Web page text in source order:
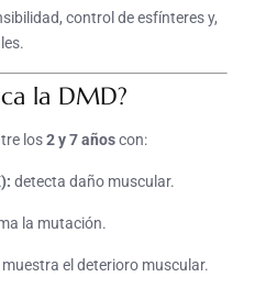
control de esfínteres y,
la DMD?
los2 y 7 añoscon:
detecta daño muscular.
la mutación.
muestra el deterioro muscular.